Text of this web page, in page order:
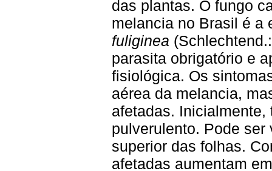
das plantas. O fungo
melancia no Brasil é a
fuliginea
parasita obrigatório e
fisiológica. Os
aérea da melancia,
afetadas.
pulverulento. Pode
superior das folhas.
afetadas aumentam